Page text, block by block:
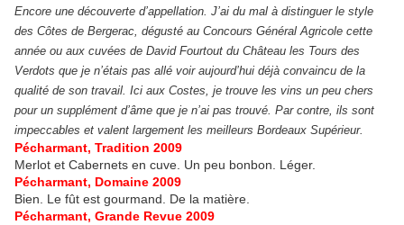
Encore une découverte d’appellation. J’ai du mal à distinguer le style
des Côtes de Bergerac, dégusté au Concours Général Agricole cette
année ou aux cuvées de David Fourtout du Château les Tours des
Verdots que je n’étais pas allé voir aujourd’hui déjà convaincu de la
qualité de son travail. Ici aux Costes, je trouve les vins un peu chers
pour un supplément d’âme que je n’ai pas trouvé. Par contre, ils sont
impeccables et valent largement les meilleurs Bordeaux Supérieur.
Pécharmant, Tradition 2009
Merlot et Cabernets en cuve. Un peu bonbon. Léger.
Pécharmant, Domaine 2009
Bien. Le fût est gourmand. De la matière.
Pécharmant, Grande Revue 2009